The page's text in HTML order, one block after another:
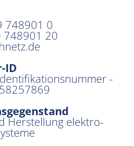
748901 0
748901 20
ID
-
Herstellung elektro-